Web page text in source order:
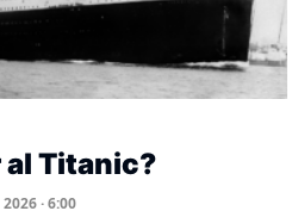
al Titanic?
· 6:00